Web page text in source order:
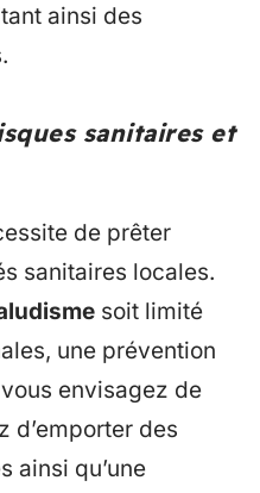
ainsi des
sanitaires et
de prêter
sanitaires locales.
soit limité
une prévention
envisagez de
d’emporter des
ainsi qu’une